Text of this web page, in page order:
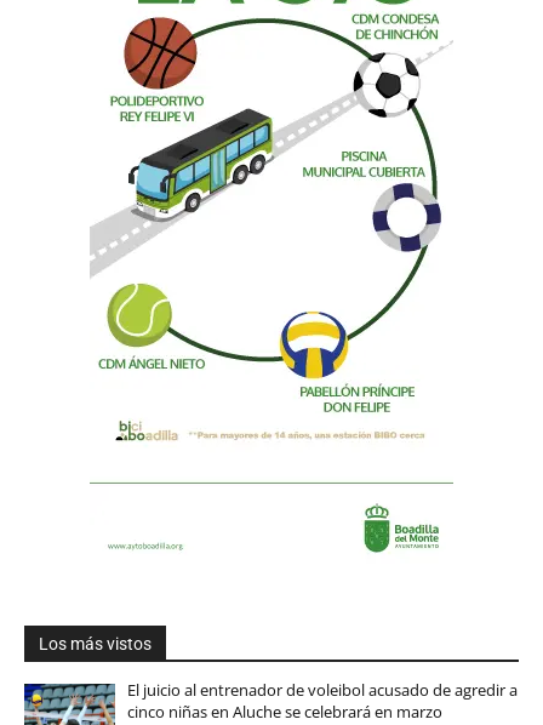
Los más vistos
El juicio al entrenador de voleibol acusado de agredir a
cinco niñas en Aluche se celebrará en marzo